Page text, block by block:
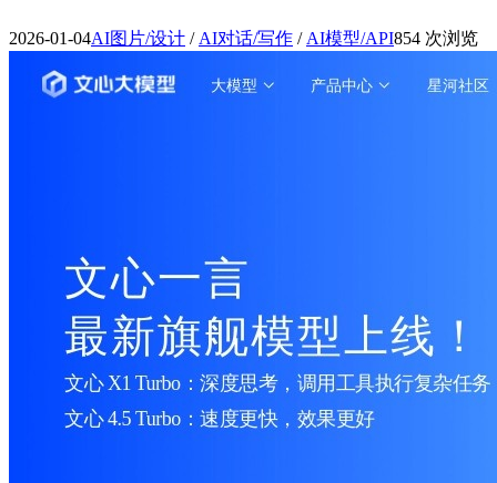
2026-01-04AI图片/设计 / AI对话/写作 / AI模型/API854 次浏览